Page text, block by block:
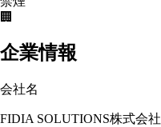
🏢
企業情報
会社名
FIDIA SOLUTIONS株式会社